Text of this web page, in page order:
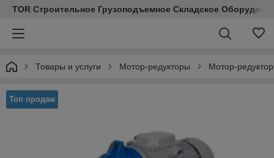
TOR Строительное Грузоподъемное Складское
Товары и услуги Мотор-редукторы Мотор-
Топ продаж